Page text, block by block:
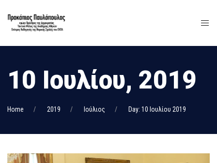
10 Ιουλίου, 2019
Home 2019 Ιούλιος Day: 10 Ιουλίου 2019